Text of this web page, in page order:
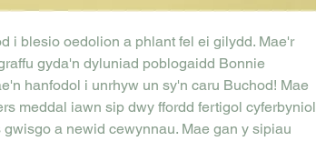
i blesio oedolion a phlant fel ei gilydd. Mae'r
gyda'n dyluniad poblogaidd Bonnie
hanfodol i unrhyw un sy'n caru Buchod! Mae
meddal iawn sip dwy ffordd fertigol cyferbyniol
a newid cewynnau. Mae gan y sipiau